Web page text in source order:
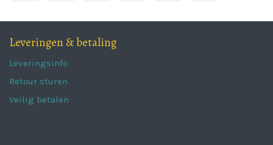
Leveringen & betaling
Leveringsinfo
Retour sturen
Veilig betalen